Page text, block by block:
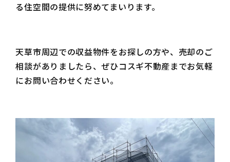
る住空間の提供に努めてまいります。
天草市周辺での収益物件をお探しの方や、売却のご
相談がありましたら、ぜひコスギ不動産までお気軽
にお問い合わせください。